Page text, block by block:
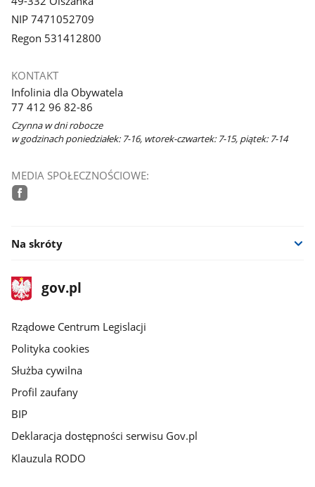
NIP 7471052709
Regon 531412800
KONTAKT
Infolinia dla Obywatela
77 412 96 82-86
Czynna w dni robocze
w godzinach poniedziałek: 7-16, wtorek-czwartek: 7-15, piątek: 7-14
MEDIA SPOŁECZNOŚCIOWE:
Na skróty
stopka
gov.plStrona
gov.pl
Rządowe Centrum Legislacji
Polityka cookies
Służba cywilna
Profil zaufany
BIP
Deklaracja dostępności serwisu Gov.pl
Klauzula RODO